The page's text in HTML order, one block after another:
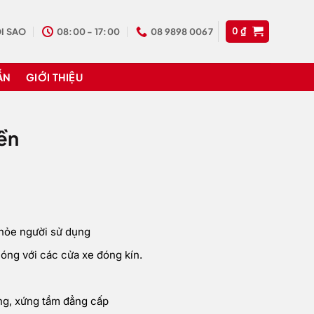
SAO 08:00 - 17:00 08 9898 0067 0₫
GIỚI THIỆU
người sử dụng
với các cửa xe đóng kín.
xứng tầm đẳng cấp